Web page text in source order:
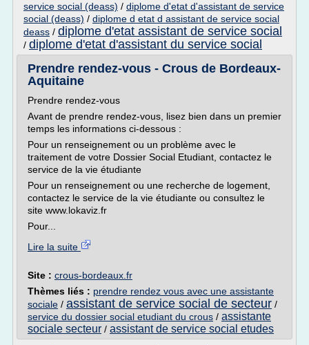
service social (deass) / diplome d'etat d'assistant de service
social (deass) / diplome d etat d assistant de service social
deass / diplome d'etat assistant de service social
/ diplome d'etat d'assistant du service social
Prendre rendez-vous - Crous de Bordeaux-
Aquitaine
Prendre rendez-vous
Avant de prendre rendez-vous, lisez bien dans un premier
temps les informations ci-dessous :
Pour un renseignement ou un problème avec le
traitement de votre Dossier Social Etudiant, contactez le
service de la vie étudiante
Pour un renseignement ou une recherche de logement,
contactez le service de la vie étudiante ou consultez le
site www.lokaviz.fr
Pour...
Lire la suite
Site : crous-bordeaux.fr
Thèmes liés : prendre rendez vous avec une assistante
sociale / assistant de service social de secteur /
service du dossier social etudiant du crous / assistante
sociale secteur / assistant de service social etudes